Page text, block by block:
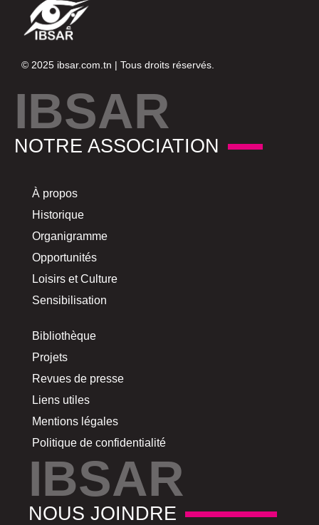
© 2025 ibsar.com.tn | Tous droits réservés.
IBSAR
NOTRE ASSOCIATION
À propos
Historique
Organigramme
Opportunités
Loisirs et Culture
Sensibilisation
Bibliothèque
Projets
Revues de presse
Liens utiles
Mentions légales
Politique de confidentialité
IBSAR
NOUS JOINDRE